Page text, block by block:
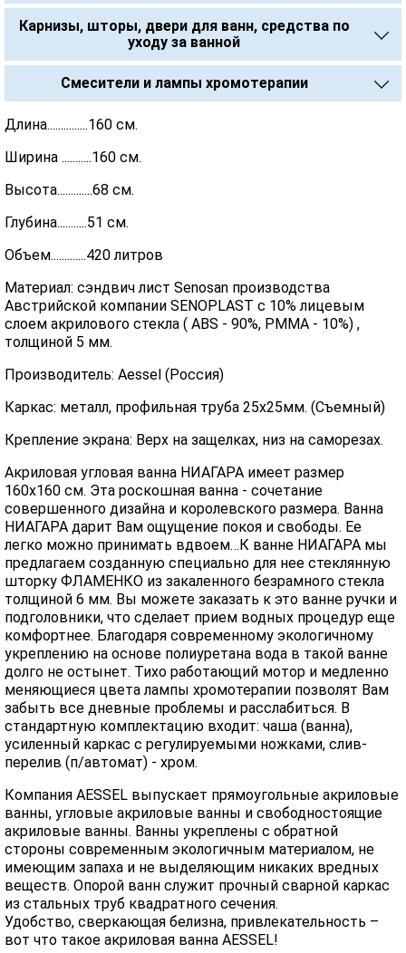
Карнизы, шторы, двери для ванн, средства по
уходу за ванной
Смесители и лампы хромотерапии
Длина...............160 см.
Ширина ...........160 см.
Высота.............68 см.
Глубина...........51 см.
Объем.............420 литров
Материал: сэндвич лист Senosan производства
Австрийской компании SENOPLAST c 10% лицевым
слоем акрилового стекла ( ABS - 90%, PMMA - 10%) ,
толщиной 5 мм.
Производитель: Aessel (Россия)
Каркас: металл, профильная труба 25х25мм. (Съемный)
Крепление экрана: Верх на защелках, низ на саморезах.
Акриловая угловая ванна НИАГАРА имеет размер
160х160 см. Эта роскошная ванна - сочетание
совершенного дизайна и королевского размера. Ванна
НИАГАРА дарит Вам ощущение покоя и свободы. Ее
легко можно принимать вдвоем…К ванне НИАГАРА мы
предлагаем созданную специально для нее стеклянную
шторку ФЛАМЕНКО из закаленного безрамного стекла
толщиной 6 мм. Вы можете заказать к это ванне ручки и
подголовники, что сделает прием водных процедур еще
комфортнее. Благодаря современному экологичному
укреплению на основе полиуретана вода в такой ванне
долго не остынет. Тихо работающий мотор и медленно
меняющиеся цвета лампы хромотерапии позволят Вам
забыть все дневные проблемы и расслабиться. В
стандартную комплектацию входит: чаша (ванна),
усиленный каркас с регулируемыми ножками, слив-
перелив (п/автомат) - хром.
Компания AESSEL выпускает прямоугольные акриловые
ванны, угловые акриловые ванны и свободностоящие
акриловые ванны. Ванны укреплены с обратной
стороны современным экологичным материалом, не
имеющим запаха и не выделяющим никаких вредных
веществ. Опорой ванн служит прочный сварной каркас
из стальных труб квадратного сечения.
Удобство, сверкающая белизна, привлекательность –
вот что такое акриловая ванна AESSEL!